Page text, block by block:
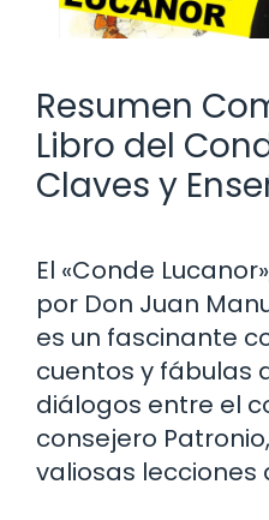
Resumen
Libro del
Claves y
El «Conde
por Don Juan
es un fascinante
cuentos y fábulas
diálogos entre el
consejero
valiosas lecciones